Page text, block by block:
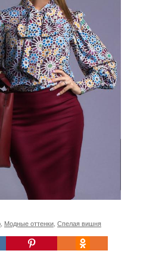
Модные оттенки Спелая вишня